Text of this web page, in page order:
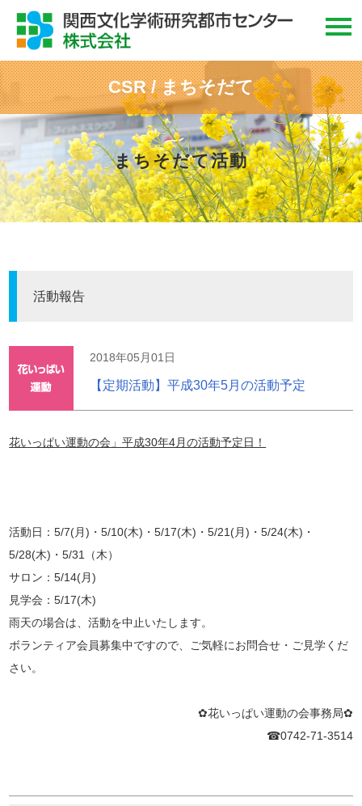
CSR / まちそだて
まちそだて活動
活動報告
2018年05月01日
【定期活動】平成30年5月の活動予定
花いっぱい運動の会」平成30年4月の活動予定日！
活動日：5/7(月)・5/10(木)・5/17(木)・5/21(月)・5/24(木)・
5/28(木)・5/31（木）
サロン：5/14(月)
見学会：5/17(木)
雨天の場合は、活動を中止いたします。
ボランティア会員募集中ですので、ご気軽にお問合せ・ご見学くだ
さい。
✿花いっぱい運動の会事務局✿
☎0742-71-3514